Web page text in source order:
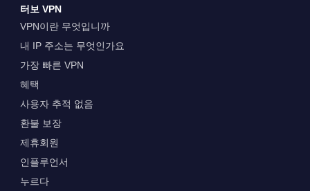
터보 VPN
VPN이란 무엇입니까
내 IP 주소는 무엇인가요
가장 빠른 VPN
혜택
사용자 추적 없음
환불 보장
제휴회원
인플루언서
누르다